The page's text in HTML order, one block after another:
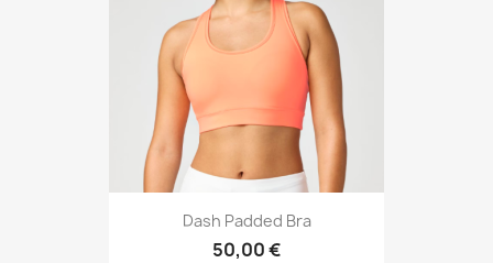
Dash Padded Bra
50,00 €